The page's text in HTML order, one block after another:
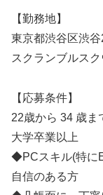
【勤務地】
東京都渋谷区渋
スクランブルス
【応募条件】
22歳から 34 歳ま
大学卒業以上
◆PCスキル(特に
自信のある方